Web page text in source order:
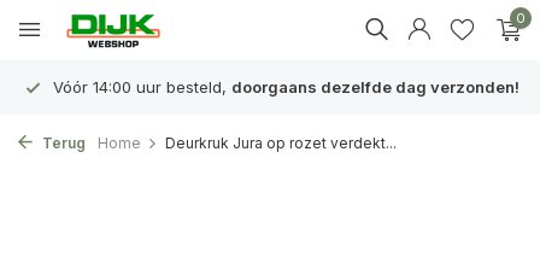
0
Vóór 14:00 uur besteld, doorgaans dezelfde dag verzonden!
Terug Home Deurkruk Jura op rozet verdekt...